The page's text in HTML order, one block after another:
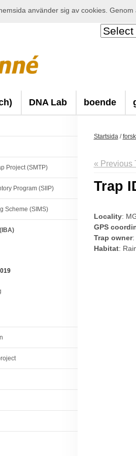
DNA Lab boende
Project (SMTP)
Program (SIIP)
Scheme (SIMS)
Startsida/
« Previous
Trap
Locality:
GPS
Trap owner:
Habitat:
använder sig av cookies.